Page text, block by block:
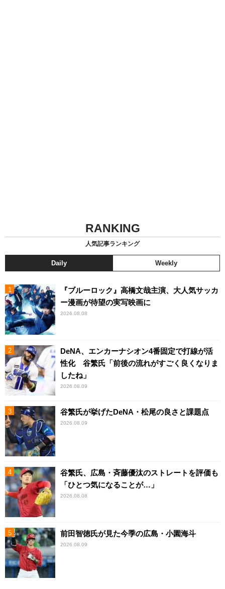
RANKING
人気記事ランキング
Daily Weekly
『ブルーロック』高橋文哉主演、大人気サッカ
ー漫画が待望の実写映画に
2026.08.08
DeNA、エンカーナシオン4番固定で打線が活
性化 谷繁氏「前後の流れがすごく良くなりま
したね」
2026.08.09
谷繁氏が挙げたDeNA・松尾の良さと課題点
2026.08.09
谷繁氏、広島・斉藤優汰のストレートを評価も
「ひとつ気になることが…」
2026.08.08
前田智徳氏が見た今季の広島・小園海斗
2026.08.09